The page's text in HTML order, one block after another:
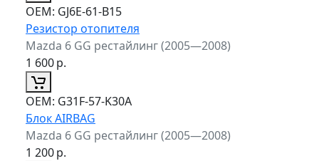
ОЕМ: GJ6E-61-B15
Резистор отопителя
Mazda 6 GG рестайлинг (2005—2008)
1 600р.
ОЕМ: G31F-57-K30A
Блок AIRBAG
Mazda 6 GG рестайлинг (2005—2008)
1 200р.